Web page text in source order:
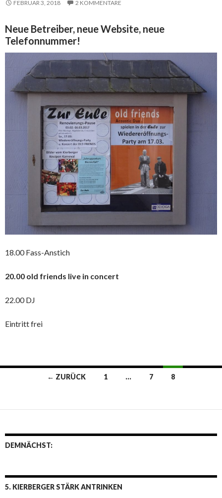
FEBRUAR 3, 2018 2 KOMMENTARE
Neue Betreiber, neue Website, neue
Telefonnummer!
18.00 Fass-Anstich
20.00 old friends live in concert
22.00 DJ
Eintritt frei
Navigation
← ZURÜCK 1 … 7 8
DEMNÄCHST:
5. KIERBERGER STÄRK ANTRINKEN